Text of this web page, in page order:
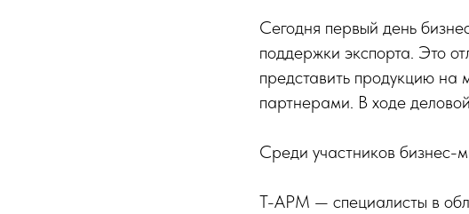
Сегодня первый день
поддержки экспорта. Это
представить продукцию
партнерами. В ходе
Среди участников бизнес-
Т-АРМ — специалисты в